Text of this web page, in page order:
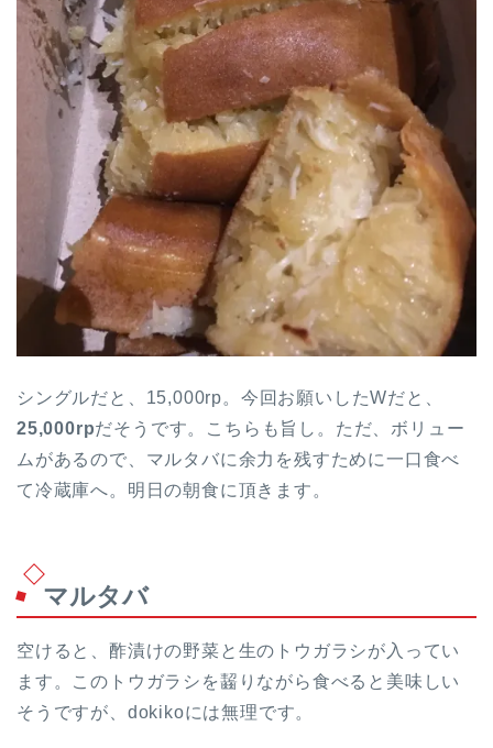
シングルだと、15,000rp。今回お願いしたWだと、
25,000rpだそうです。こちらも旨し。ただ、ボリュー
ムがあるので、マルタバに余力を残すために一口食べ
て冷蔵庫へ。明日の朝食に頂きます。
マルタバ
空けると、酢漬けの野菜と生のトウガラシが入ってい
ます。このトウガラシを齧りながら食べると美味しい
そうですが、dokikoには無理です。